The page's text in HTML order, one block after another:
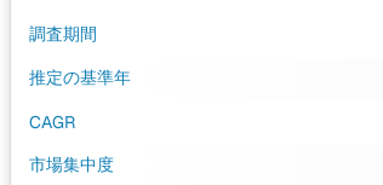
調査期間
推定の基準年
CAGR
市場集中度